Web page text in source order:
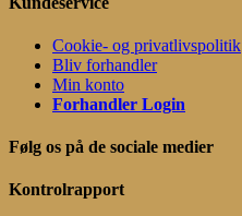
Cookie- og privatlivspolitik
Bliv forhandler
Min konto
Forhandler Login
Følg os på de sociale medier
Kontrolrapport